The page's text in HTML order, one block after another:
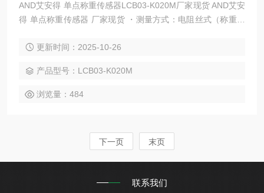
AND艾安得 单点称重传感器LCB03-K020M厂家现货 AND艾安
得 单点称重传感器 厂家现货 ・测量方式：电阻丝式（称重传
塔形显示屏，方便客户查看，SQ有标准型。 简单易用，推荐
更新时间：2025-10-26
产品型号：LCB03-K020M
浏览量：484
下一页 末页
联系我们